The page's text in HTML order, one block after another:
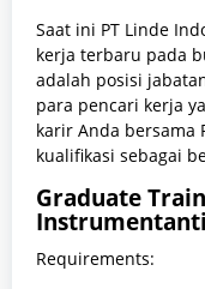
Saat ini PT Linde
kerja terbaru pada
adalah posisi
para pencari kerja
karir Anda bersama
kualifikasi sebagai
Graduate
Requirements: